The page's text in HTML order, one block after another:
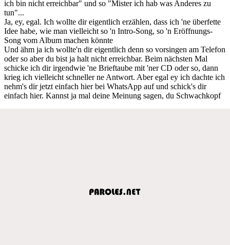
ich bin nicht erreichbar" und so "Mister ich hab was Anderes zu
tun"...
Ja, ey, egal. Ich wollte dir eigentlich erzählen, dass ich 'ne überfette
Idee habe, wie man vielleicht so 'n Intro-Song, so 'n Eröffnungs-
Song vom Album machen könnte
Und ähm ja ich wollte'n dir eigentlich denn so vorsingen am Telefon
oder so aber du bist ja halt nicht erreichbar. Beim nächsten Mal
schicke ich dir irgendwie 'ne Brieftaube mit 'ner CD oder so, dann
krieg ich vielleicht schneller ne Antwort. Aber egal ey ich dachte ich
nehm's dir jetzt einfach hier bei WhatsApp auf und schick's dir
einfach hier. Kannst ja mal deine Meinung sagen, du Schwachkopf